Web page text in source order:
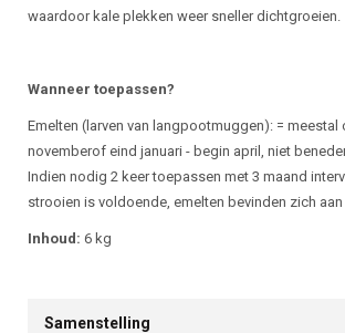
waardoor kale plekken weer sneller dichtgroeien.
Wanneer toepassen?
Emelten (larven van langpootmuggen): = meestal
novemberof eind januari - begin april, niet
Indien nodig 2 keer toepassen met 3 maand
strooien is voldoende, emelten bevinden zich
Inhoud: 6 kg
Samenstelling